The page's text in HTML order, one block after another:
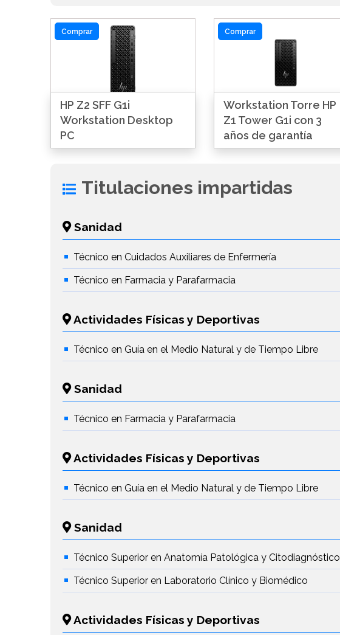
Comprar
HP Z2 SFF G1i
Workstation Desktop
PC
Comprar
Workstation Torre HP
Z1 Tower G1i con 3
años de garantía
Titulaciones impartidas
Sanidad
Técnico en Cuidados Auxiliares de Enfermería
Técnico en Farmacia y Parafarmacia
Actividades Físicas y Deportivas
Técnico en Guía en el Medio Natural y de Tiempo Libre
Sanidad
Técnico en Farmacia y Parafarmacia
Actividades Físicas y Deportivas
Técnico en Guía en el Medio Natural y de Tiempo Libre
Sanidad
Técnico Superior en Anatomía Patológica y Citodiagnóstico
Técnico Superior en Laboratorio Clínico y Biomédico
Actividades Físicas y Deportivas